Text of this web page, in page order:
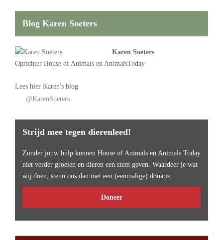
Blog Karen Soeters
Karen Soeters
Oprichter House of Animals en AnimalsToday
Lees hier Karen's blog
@KarenSoeters
Strijd mee tegen dierenleed!
Zonder jouw hulp kunnen House of Animals en Animals Today
niet verder groeien en dieren een stem geven. Waardeer je wat
wij doen, steun ons dan met een (eenmalige) donatie.
Doneer